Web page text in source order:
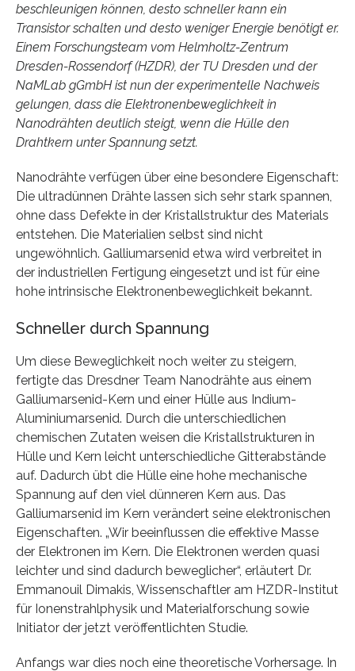
beschleunigen können, desto schneller kann ein
Transistor schalten und desto weniger Energie benötigt er.
Einem Forschungsteam vom Helmholtz-Zentrum
Dresden-Rossendorf (HZDR), der TU Dresden und der
NaMLab gGmbH ist nun der experimentelle Nachweis
gelungen, dass die Elektronenbeweglichkeit in
Nanodrähten deutlich steigt, wenn die Hülle den
Drahtkern unter Spannung setzt.
Nanodrähte verfügen über eine besondere Eigenschaft:
Die ultradünnen Drähte lassen sich sehr stark spannen,
ohne dass Defekte in der Kristallstruktur des Materials
entstehen. Die Materialien selbst sind nicht
ungewöhnlich. Galliumarsenid etwa wird verbreitet in
der industriellen Fertigung eingesetzt und ist für eine
hohe intrinsische Elektronenbeweglichkeit bekannt.
Schneller durch Spannung
Um diese Beweglichkeit noch weiter zu steigern,
fertigte das Dresdner Team Nanodrähte aus einem
Galliumarsenid-Kern und einer Hülle aus Indium-
Aluminiumarsenid. Durch die unterschiedlichen
chemischen Zutaten weisen die Kristallstrukturen in
Hülle und Kern leicht unterschiedliche Gitterabstände
auf. Dadurch übt die Hülle eine hohe mechanische
Spannung auf den viel dünneren Kern aus. Das
Galliumarsenid im Kern verändert seine elektronischen
Eigenschaften. „Wir beeinflussen die effektive Masse
der Elektronen im Kern. Die Elektronen werden quasi
leichter und sind dadurch beweglicher“, erläutert Dr.
Emmanouil Dimakis, Wissenschaftler am HZDR-Institut
für Ionenstrahlphysik und Materialforschung sowie
Initiator der jetzt veröffentlichten Studie.
Anfangs war dies noch eine theoretische Vorhersage. In